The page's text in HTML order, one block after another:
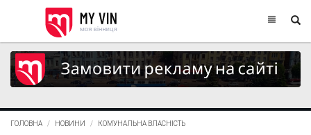
ГОЛОВНА НОВИНИ КОМУНАЛЬНА ВЛАСНІСТЬ